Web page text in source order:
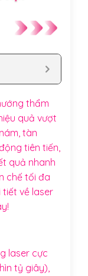
thẩm
quả vượt
tàn
tiên tiến,
quả nhanh
chế tối đa
về laser
laser cực
tỷ giây),